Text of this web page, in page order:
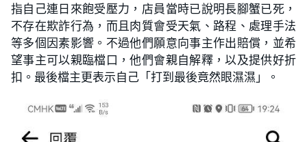
指自己連日來飽受壓力，店員當時已說明長腳蟹已死，
不存在欺詐行為，而且肉質會受天氣、路程、處理手法
等多個因素影響。不過他們願意向事主作出賠償，並希
望事主可以親臨檔口，他們會親自解釋，以及提供好折
扣。最後檔主更表示自己「打到最後竟然眼濕濕」。